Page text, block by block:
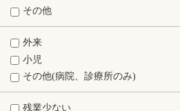
その他
外来
小児
その他(病院、診療所のみ)
残業少ない